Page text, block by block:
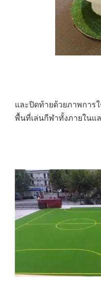
และปิดท้ายด้วยภาพการ
พื้นที่เล่นกีฬาทั้งภายในแ